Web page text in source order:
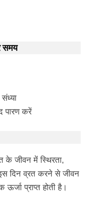
समय
पारण करें
के जीवन में स्थिरता,
दिन व्रत करने से जीवन
प्राप्त होती है।